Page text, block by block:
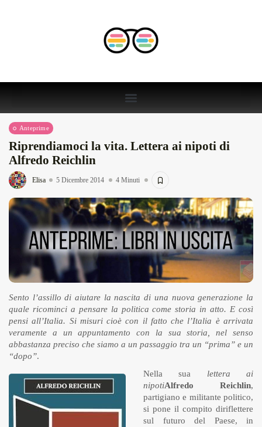
Anteprime
Riprendiamoci la vita. Lettera ai nipoti di
Alfredo Reichlin
Elisa 5 Dicembre 2014 4 Minuti
Sento l’assillo di aiutare la nascita di una nuova generazione la
quale ricominci a pensare la politica come storia in atto. E così
pensi all’Italia. Si misuri cioè con il fatto che l’Italia è arrivata
veramente a un appuntamento con la sua storia, nel senso
abbastanza preciso che siamo a un passaggio tra un “prima” e un
“dopo”.
Nella sua lettera ai
nipotiAlfredo Reichlin,
partigiano e militante politico,
si pone il compito diriflettere
sul futuro del Paese, in